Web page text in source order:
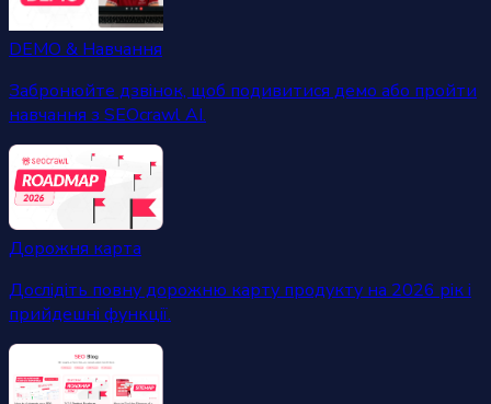
DEMO & Навчання
Забронюйте дзвінок, щоб подивитися демо або пройти
навчання з SEOcrawl AI.
Дорожня карта
Дослідіть повну дорожню карту продукту на 2026 рік і
прийдешні функції.